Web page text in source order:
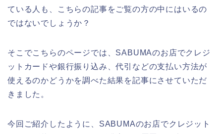
ている人も、こちらの記事をご覧の方の中にはいるの
ではないでしょうか？
そこでこちらのページでは、SABUMAのお店でクレジ
ットカードや銀行振り込み、代引などの支払い方法が
使えるのかどうかを調べた結果を記事にさせていただ
きました。
今回ご紹介したように、SABUMAのお店でクレジット